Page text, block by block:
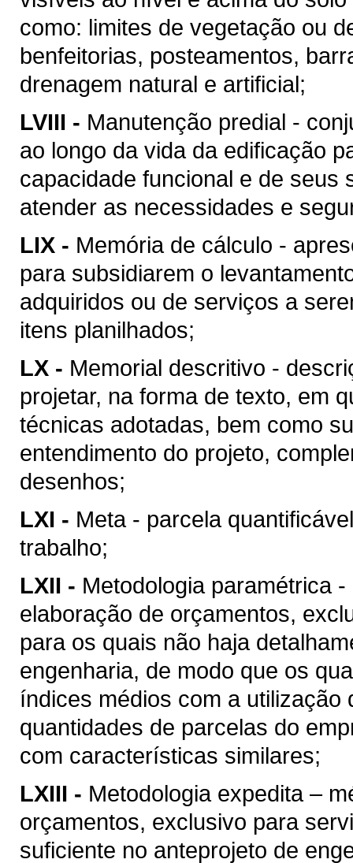
como: limites de vegetação ou
benfeitorias, posteamentos,
drenagem natural e artificial;
LVIII - Manutenção predial -
ao longo da vida da edificação
capacidade funcional e de seus
atender as necessidades e
LIX - Memória de cálculo -
para subsidiarem o
adquiridos ou de serviços a
itens planilhados;
LX - Memorial descritivo -
projetar, na forma de texto, em
técnicas adotadas, bem como
entendimento do projeto,
desenhos;
LXI - Meta - parcela
trabalho;
LXII - Metodologia paramétrica
elaboração de orçamentos,
para os quais não haja
engenharia, de modo que os
índices médios com a
quantidades de parcelas do
com características similares;
LXIII - Metodologia expedita –
orçamentos, exclusivo para
suficiente no anteprojeto de